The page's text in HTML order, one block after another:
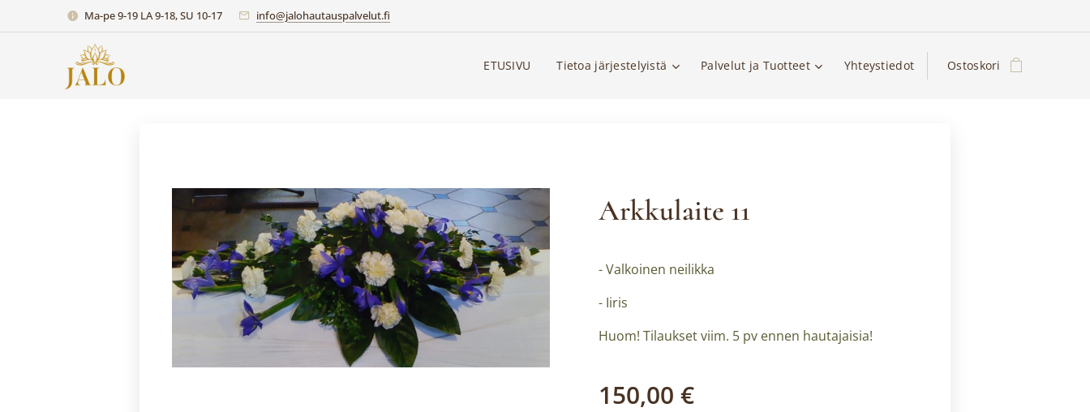
Ma-pe 9-19 LA 9-18, SU 10-17 info@jalohautauspalvelut.fi
ETUSIVU Tietoa järjestelyistä Palvelut ja Tuotteet Yhteystiedot Ostoskori
Arkkulaite 11
- Valkoinen neilikka
- Iiris
Huom! Tilaukset viim. 5 pv ennen hautajaisia!
150,00 €